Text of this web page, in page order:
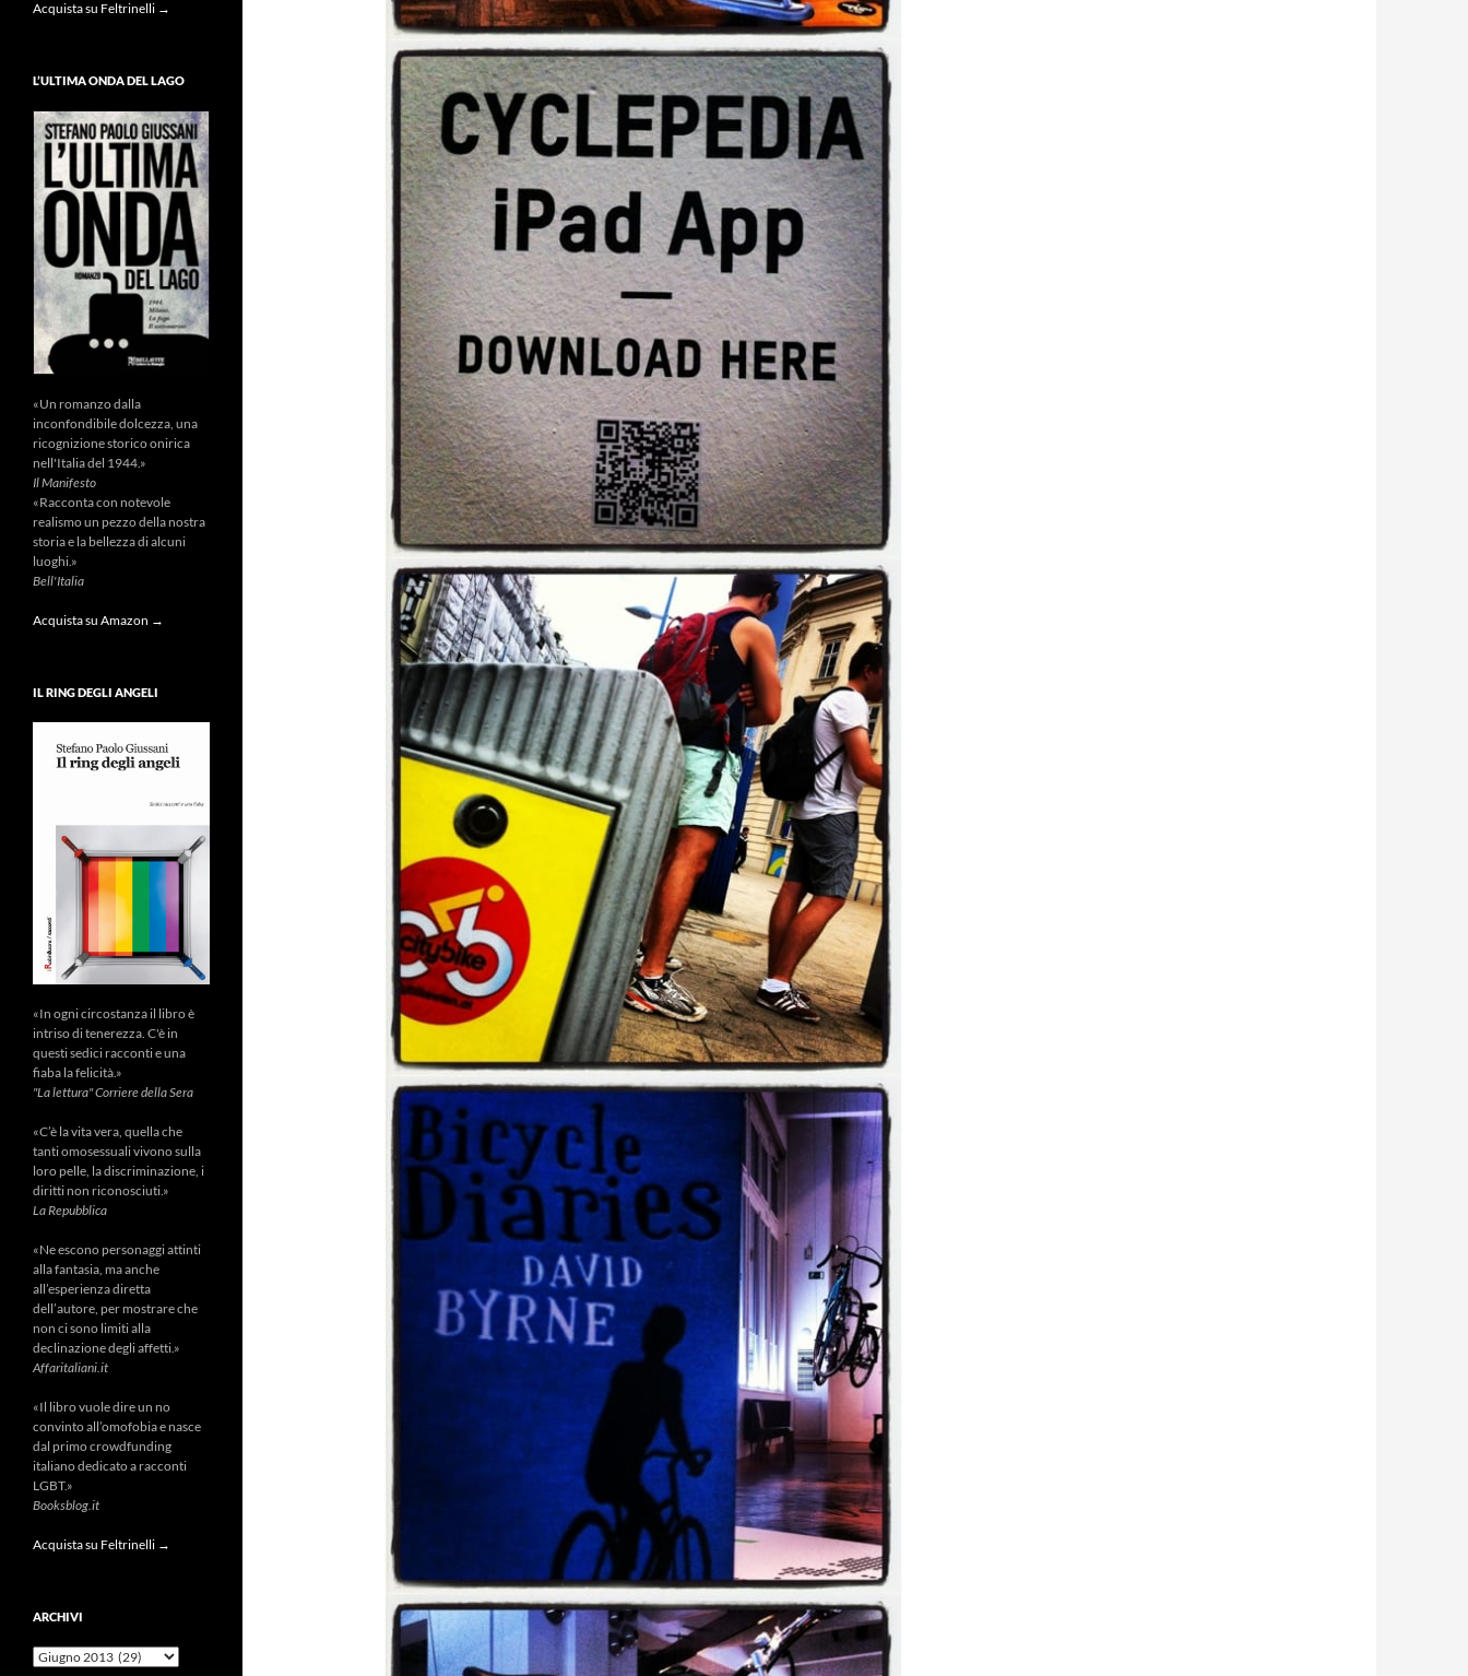
Acquista su Feltrinelli →
L’ULTIMA ONDA DEL LAGO
«Un romanzo dalla
inconfondibile dolcezza, una
ricognizione storico onirica
nell'Italia del 1944.»
Il Manifesto
«Racconta con notevole
realismo un pezzo della nostra
storia e la bellezza di alcuni
luoghi.»
Bell'Italia
Acquista su Amazon →
IL RING DEGLI ANGELI
«In ogni circostanza il libro è
intriso di tenerezza. C'è in
questi sedici racconti e una
fiaba la felicità.»
"La lettura" Corriere della Sera
«C’è la vita vera, quella che
tanti omosessuali vivono sulla
loro pelle, la discriminazione, i
diritti non riconosciuti.»
La Repubblica
«Ne escono personaggi attinti
alla fantasia, ma anche
all’esperienza diretta
dell’autore, per mostrare che
non ci sono limiti alla
declinazione degli affetti.»
Affaritaliani.it
«Il libro vuole dire un no
convinto all’omofobia e nasce
dal primo crowdfunding
italiano dedicato a racconti
LGBT.»
Booksblog.it
Acquista su Feltrinelli →
ARCHIVI
Archivi